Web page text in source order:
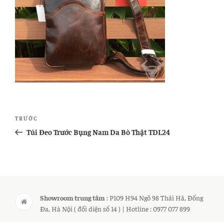
Điều
hướng
Bài
cũ
TRƯỚC
Túi Đeo Trước Bụng Nam Da Bò Thật TDL24
Showroom trung tâm : P109 H94 Ngõ 98 Thái Hà, Đống
Đa, Hà Nội ( đối diện số 14 ) | Hotline : 0977 077 899